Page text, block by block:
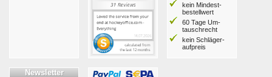
kein Mindest­
bestell­wert
60 Tage Um­
tausch­recht
kein Schläger­
aufpreis
Newsletter